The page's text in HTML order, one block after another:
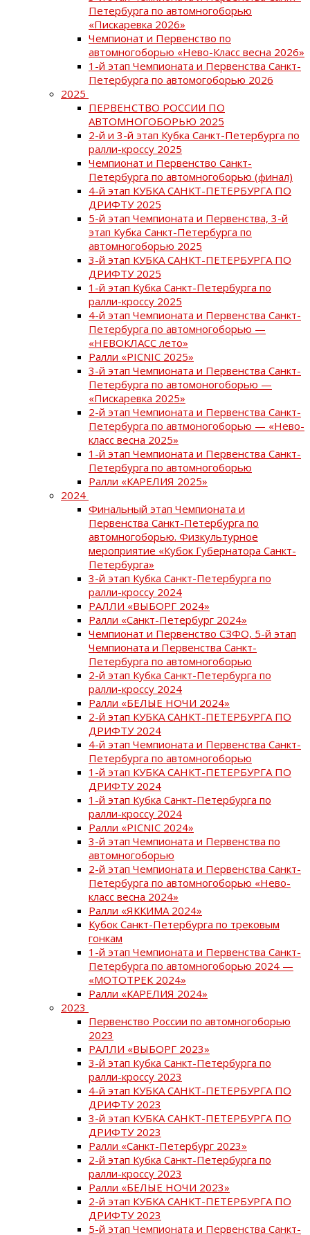
Петербурга по автомногоборью
«Пискаревка 2026»
Чемпионат и Первенство по
автомногоборью «Нево-Класс весна 2026»
1-й этап Чемпионата и Первенства Санкт-
Петербурга по автомогоборью 2026
2025
ПЕРВЕНСТВО РОССИИ ПО
АВТОМНОГОБОРЬЮ 2025
2-й и 3-й этап Кубка Санкт-Петербурга по
ралли-кроссу 2025
Чемпионат и Первенство Санкт-
Петербурга по автомногоборью (финал)
4-й этап КУБКА САНКТ-ПЕТЕРБУРГА ПО
ДРИФТУ 2025
5-й этап Чемпионата и Первенства, 3-й
этап Кубка Санкт-Петербурга по
автомногоборью 2025
3-й этап КУБКА САНКТ-ПЕТЕРБУРГА ПО
ДРИФТУ 2025
1-й этап Кубка Санкт-Петербурга по
ралли-кроссу 2025
4-й этап Чемпионата и Первенства Санкт-
Петербурга по автомногоборью —
«НЕВОКЛАСС лето»
Ралли «PICNIC 2025»
3-й этап Чемпионата и Первенства Санкт-
Петербурга по автомоногоборью —
«Пискаревка 2025»
2-й этап Чемпионата и Первенства Санкт-
Петербурга по автмоногоборью — «Нево-
класс весна 2025»
1-й этап Чемпионата и Первенства Санкт-
Петербурга по автомногоборью
Ралли «КАРЕЛИЯ 2025»
2024
Финальный этап Чемпионата и
Первенства Санкт-Петербурга по
автомногоборью. Физкультурное
мероприятие «Кубок Губернатора Санкт-
Петербурга»
3-й этап Кубка Санкт-Петербурга по
ралли-кроссу 2024
РАЛЛИ «ВЫБОРГ 2024»
Ралли «Санкт-Петербург 2024»
Чемпионат и Первенство СЗФО, 5-й этап
Чемпионата и Первенства Санкт-
Петербурга по автомногоборью
2-й этап Кубка Санкт-Петербурга по
ралли-кроссу 2024
Ралли «БЕЛЫЕ НОЧИ 2024»
2-й этап КУБКА САНКТ-ПЕТЕРБУРГА ПО
ДРИФТУ 2024
4-й этап Чемпионата и Первенства Санкт-
Петербурга по автомногоборью
1-й этап КУБКА САНКТ-ПЕТЕРБУРГА ПО
ДРИФТУ 2024
1-й этап Кубка Санкт-Петербурга по
ралли-кроссу 2024
Ралли «PICNIC 2024»
3-й этап Чемпионата и Первенства по
автомногоборью
2-й этап Чемпионата и Первенства Санкт-
Петербурга по автомногоборью «Нево-
класс весна 2024»
Ралли «ЯККИМА 2024»
Кубок Санкт-Петербурга по трековым
гонкам
1-й этап Чемпионата и Первенства Санкт-
Петербурга по автомногоборью 2024 —
«МОТОТРЕК 2024»
Ралли «КАРЕЛИЯ 2024»
2023
Первенство России по автомногоборью
2023
РАЛЛИ «ВЫБОРГ 2023»
3-й этап Кубка Санкт-Петербурга по
ралли-кроссу 2023
4-й этап КУБКА САНКТ-ПЕТЕРБУРГА ПО
ДРИФТУ 2023
3-й этап КУБКА САНКТ-ПЕТЕРБУРГА ПО
ДРИФТУ 2023
Ралли «Санкт-Петербург 2023»
2-й этап Кубка Санкт-Петербурга по
ралли-кроссу 2023
Ралли «БЕЛЫЕ НОЧИ 2023»
2-й этап КУБКА САНКТ-ПЕТЕРБУРГА ПО
ДРИФТУ 2023
5-й этап Чемпионата и Первенства Санкт-